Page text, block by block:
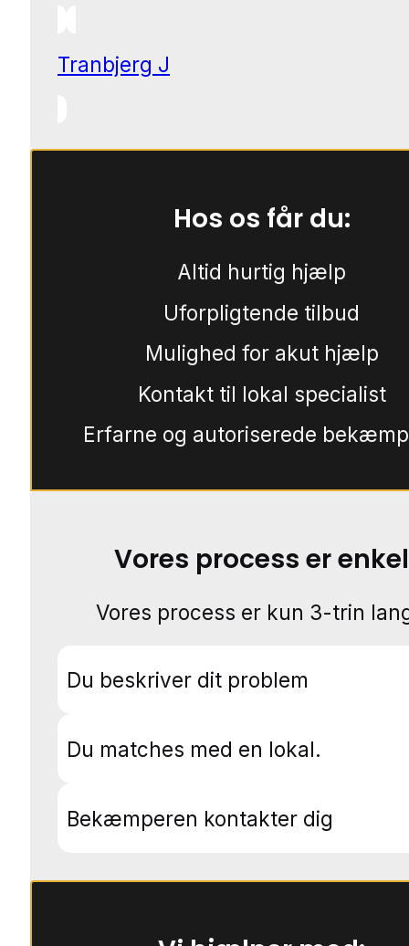
Tranbjerg J
Hos os får du:
Altid hurtig hjælp
Uforpligtende tilbud
Mulighed for akut hjælp
Kontakt til lokal specialist
Erfarne og autoriserede
Vores process er enkel
Vores process er kun 3-trin
Du beskriver dit problem
Du matches med en lokal.
Bekæmperen kontakter dig